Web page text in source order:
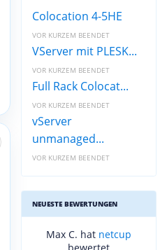
Colocation 4-5HE
VOR KURZEM BEENDET
VServer mit PLESK...
VOR KURZEM BEENDET
Full Rack Colocat...
VOR KURZEM BEENDET
vServer
unmanaged...
VOR KURZEM BEENDET
NEUESTE BEWERTUNGEN
Britta D. hatunited-